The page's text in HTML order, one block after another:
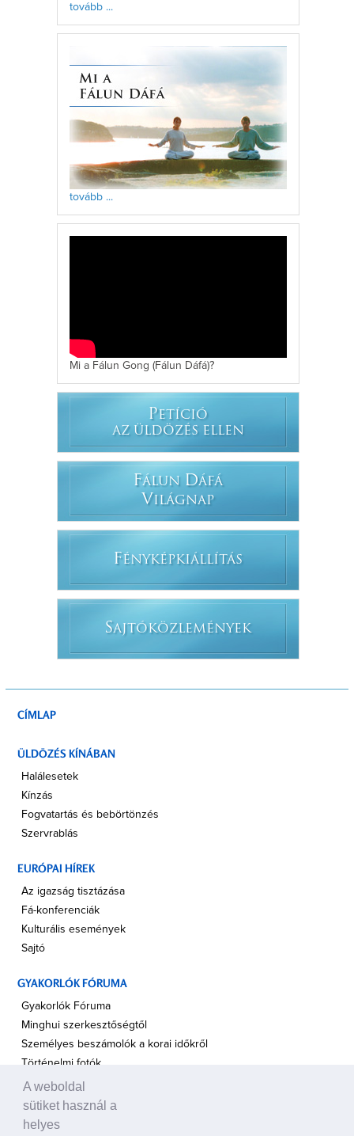
tovább ...
tovább ...
Mi a Fálun Gong (Fálun Dáfá)?
PETÍCIÓ
AZ ÜLDÖZÉS ELLEN
FÁLUN DÁFÁ
VILÁGNAP
FÉNYKÉPKIÁLLÍTÁS
SAJTÓKÖZLEMÉNYEK
CÍMLAP
ÜLDÖZÉS KÍNÁBAN
Halálesetek
Kínzás
Fogvatartás és bebörtönzés
Szervrablás
EURÓPAI HÍREK
Az igazság tisztázása
Fá-konferenciák
Kulturális események
Sajtó
GYAKORLÓK FÓRUMA
Gyakorlók Fóruma
Minghui szerkesztőségtől
Személyes beszámolók a korai időkről
Történelmi fotók
A TÁMOGATÁS HANGJA
Politikusok
A weboldal
sütiket használ a
helyes